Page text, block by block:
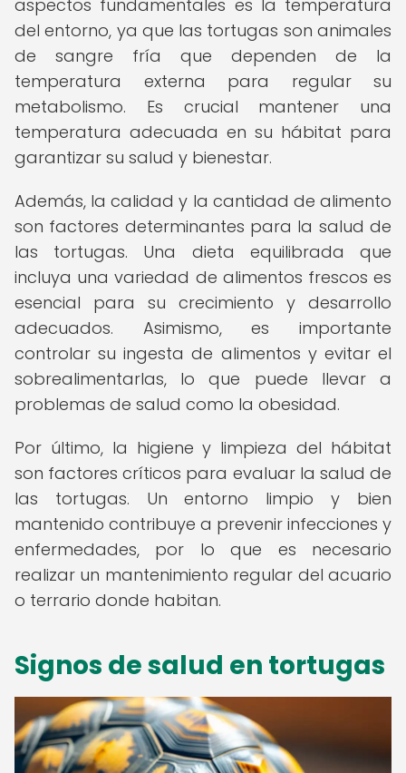
aspectos fundamentales es la temperatura
del entorno, ya que las tortugas son animales
de sangre fría que dependen de la
temperatura externa para regular su
metabolismo. Es crucial mantener una
temperatura adecuada en su hábitat para
garantizar su salud y bienestar.
Además, la calidad y la cantidad de alimento
son factores determinantes para la salud de
las tortugas. Una dieta equilibrada que
incluya una variedad de alimentos frescos es
esencial para su crecimiento y desarrollo
adecuados. Asimismo, es importante
controlar su ingesta de alimentos y evitar el
sobrealimentarlas, lo que puede llevar a
problemas de salud como la obesidad.
Por último, la higiene y limpieza del hábitat
son factores críticos para evaluar la salud de
las tortugas. Un entorno limpio y bien
mantenido contribuye a prevenir infecciones y
enfermedades, por lo que es necesario
realizar un mantenimiento regular del acuario
o terrario donde habitan.
Signos de salud en tortugas